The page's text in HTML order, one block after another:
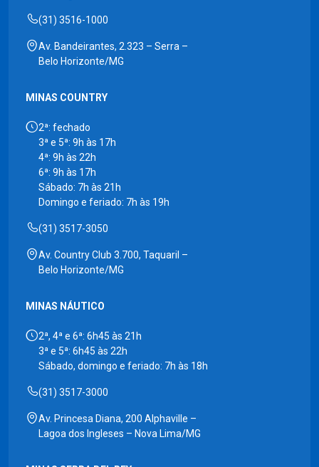
(31) 3516-1000
Av. Bandeirantes, 2.323 – Serra –
Belo Horizonte/MG
MINAS COUNTRY
2ª: fechado
3ª e 5ª: 9h às 17h
4ª: 9h às 22h
6ª: 9h às 17h
Sábado: 7h às 21h
Domingo e feriado: 7h às 19h
(31) 3517-3050
Av. Country Club 3.700, Taquaril –
Belo Horizonte/MG
MINAS NÁUTICO
2ª, 4ª e 6ª: 6h45 às 21h
3ª e 5ª: 6h45 às 22h
Sábado, domingo e feriado: 7h às 18h
(31) 3517-3000
Av. Princesa Diana, 200 Alphaville –
Lagoa dos Ingleses – Nova Lima/MG